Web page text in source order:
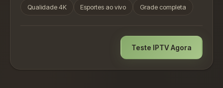
Qualidade 4K Esportes ao vivo Grade completa
Teste IPTV Agora